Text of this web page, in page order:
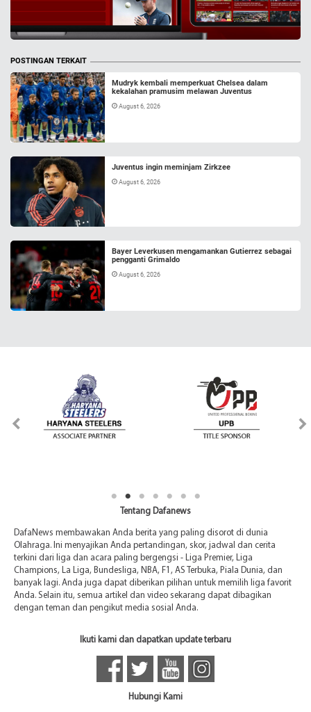
POSTINGAN TERKAIT
Mudryk kembali memperkuat Chelsea dalam
kekalahan pramusim melawan Juventus
August 6, 2026
Juventus ingin meminjam Zirkzee
August 6, 2026
Bayer Leverkusen mengamankan Gutierrez sebagai
pengganti Grimaldo
August 6, 2026
Tentang Dafanews
DafaNews membawakan Anda berita yang paling disorot di dunia
Olahraga. Ini menyajikan Anda pertandingan, skor, jadwal dan cerita
terkini dari liga dan acara paling bergengsi - Liga Premier, Liga
Champions, La Liga, Bundesliga, NBA, F1, AS Terbuka, Piala Dunia, dan
banyak lagi. Anda juga dapat diberikan pilihan untuk memilih liga favorit
Anda. Selain itu, semua artikel dan video sekarang dapat dibagikan
dengan teman dan pengikut media sosial Anda.
Ikuti kami dan dapatkan update terbaru
Hubungi Kami